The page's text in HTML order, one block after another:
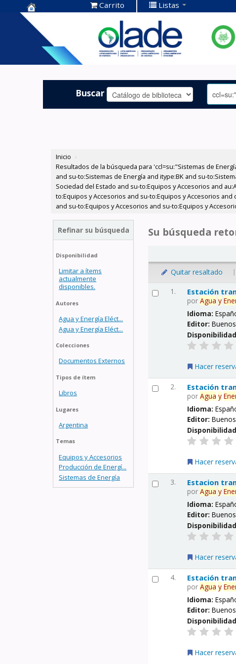
Centro de
Documentación
OLADE -
Carrito Listas
Buscar
Inicio ›
Resultados de la búsqueda para 'ccl=su:"Sistemas de
and su-to:Sistemas de Energía and itype:BK and su-
Sociedad del Estado and su-to:Equipos y Accesorios and
to:Equipos y Accesorios and su-to:Equipos y Accesorios and
and su-to:Equipos y Accesorios and su-to:Equipos y
Refinar su búsqueda
Disponibilidad
Limitar a ítems
actualmente
disponibles.
Autores
Agua y Energía Eléct...
Agua y Energía Eléct...
Colecciones
Documentos Externos
Tipos de ítem
Libros
Lugares
Argentina
Temas
Equipos y Accesorios
Producción de Energí...
Sistemas de Energía
Su búsqueda
Quitar resaltado |
1. Estación
porAgua y
Idioma:
Editor:
Hacer
2. Estación
porAgua y
Idioma:
Editor:
Hacer
3. Estacion
porAgua y
Idioma:
Editor:
Hacer
4. Estación
porAgua y
Idioma:
Editor:
Hacer